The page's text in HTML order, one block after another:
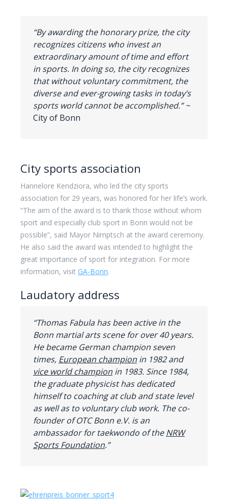
“By awarding the honorary prize, the city
recognizes citizens who invest an
extraordinary amount of time and effort
in sports. In doing so, the city recognizes
that without voluntary commitment, the
diverse and ever-growing tasks in today’s
sports world cannot be accomplished.” ~
City of Bonn
City sports association
Hannelore Kendziora, who led the city sports
association for 29 years, was honored for her life’s work.
“The aim of the award is to thank those without whom
sport and especially club sport in Bonn would not be
possible”, said Mayor Nimptsch at the award ceremony.
He also said the award was intended to highlight the
great importance of sport for integration. For more
information, visit GA-Bonn.
Laudatory address
“Thomas Fabula has been active in the
Bonn martial arts scene for over 40 years.
He became German champion seven
times, European champion in 1982 and
vice world champion in 1983. Since 1984,
the graduate physicist has dedicated
himself to coaching at club and state level
as well as to voluntary club work. The co-
founder of OTC Bonn e.V. is an
ambassador for taekwondo of theNRW
Sports Foundation.”